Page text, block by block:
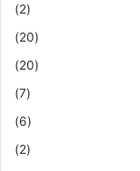
(2)
(20)
(20)
(7)
(6)
(2)